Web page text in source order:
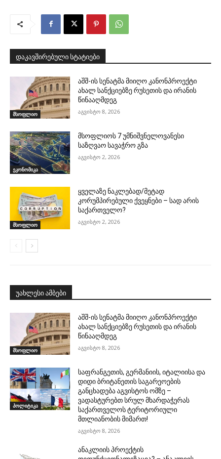
დაკავშირებული სტატიები
მსოფლიო
აშშ-ის სენატმა მიიღო კანონპროექტი
ახალ სანქციებზე რუსეთის და ირანის
წინააღმდეგ
აგვისტო 8, 2026
ეკონომიკა
მსოფლიოს 7 უმნიშვნელოვანესი
საზღვაო სავაჭრო გზა
აგვისტო 2, 2026
მსოფლიო
ყველაზე ნაკლებად/მეტად
კორუმპირებული ქვეყნები – სად არის
საქართველო?
აგვისტო 2, 2026
უახლესი ამბები
მსოფლიო
აშშ-ის სენატმა მიიღო კანონპროექტი
ახალ სანქციებზე რუსეთის და ირანის
წინააღმდეგ
აგვისტო 8, 2026
პოლიტიკა
საფრანგეთის, გერმანიის, იტალიისა და
დიდი ბრიტანეთის საგარეოების
განცხადება აგვისტოს ომზე –
ვადასტურებთ სრულ მხარდაჭერას
საქართველოს ტერიტორიული
მთლიანობის მიმართ!
აგვისტო 8, 2026
ანაკლიის პროექტის